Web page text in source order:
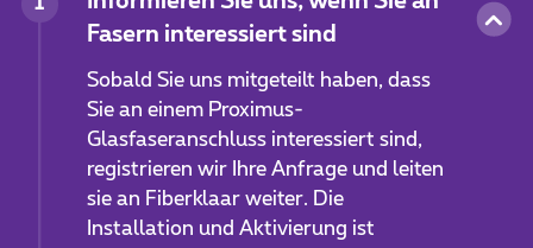
1
Fasern interessiert sind
Sobald Sie uns mitgeteilt haben, dass
Sie an einem Proximus-
Glasfaseranschluss interessiert sind,
registrieren wir Ihre Anfrage und leiten
sie an Fiberklaar weiter. Die
Installation und Aktivierung ist